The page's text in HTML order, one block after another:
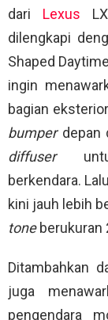
dari Lexus
dilengkapi
Shaped
ingin
bagian
bumperdepan
diffuseruntuk
berkendara.
kini jauh lebih
toneberukuran
Ditambahkan
juga
pengendara